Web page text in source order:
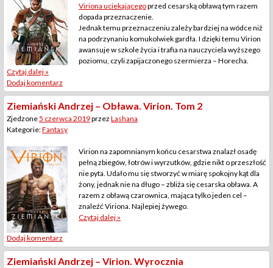
Viriona uciekającegoprzed cesarską obławą tym razem
dopada przeznaczenie.
Jednak temu przeznaczeniu zależy bardziej na wódce niż
na podrzynaniu komukolwiek gardła. I dzięki temu Virion
awansuje w szkole życia i trafia na nauczyciela wyższego
poziomu, czyli zapijaczonego szermierza – Horecha.
Czytaj dalej »
Dodaj komentarz
Ziemiański Andrzej – Obława. Virion. Tom 2
Zjedzone5 czerwca 2019przez Lashana
Kategorie:Fantasy
Virion na zapomnianym końcu cesarstwa znalazł osadę
pełną zbiegów, łotrów i wyrzutków, gdzie nikt o przeszłość
nie pyta. Udało mu się stworzyć w miarę spokojny kąt dla
żony, jednak nie na długo – zbliża się cesarska obława. A
razem z obławą czarownica, mająca tylko jeden cel –
znaleźć Viriona. Najlepiej żywego.
Czytaj dalej »
Dodaj komentarz
Ziemiański Andrzej – Virion. Wyrocznia